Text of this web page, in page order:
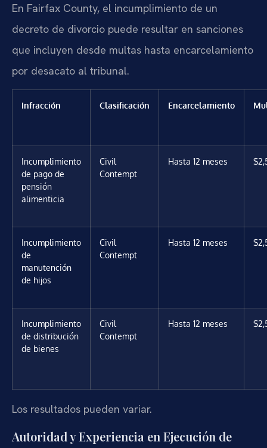
En Fairfax County, el incumplimiento de un
decreto de divorcio puede resultar en sanciones
que incluyen desde multas hasta encarcelamiento
por desacato al tribunal.
Infracción Clasificación Encarcelamiento
Incumplimiento
de pago de
pensión
alimenticia
Civil
Contempt
Hasta 12 meses
Incumplimiento
de
manutención
de hijos
Civil
Contempt
Hasta 12 meses
Incumplimiento
de distribución
de bienes
Civil
Contempt
Hasta 12 meses
Los resultados pueden variar.
Autoridad y Experiencia en Ejecución de